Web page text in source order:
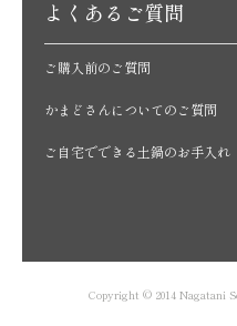
よくあるご質問
ご購入前のご質問
かまどさんについてのご質問
ご自宅でできる土鍋のお手入れ
Copyright © 2014 Nagatani